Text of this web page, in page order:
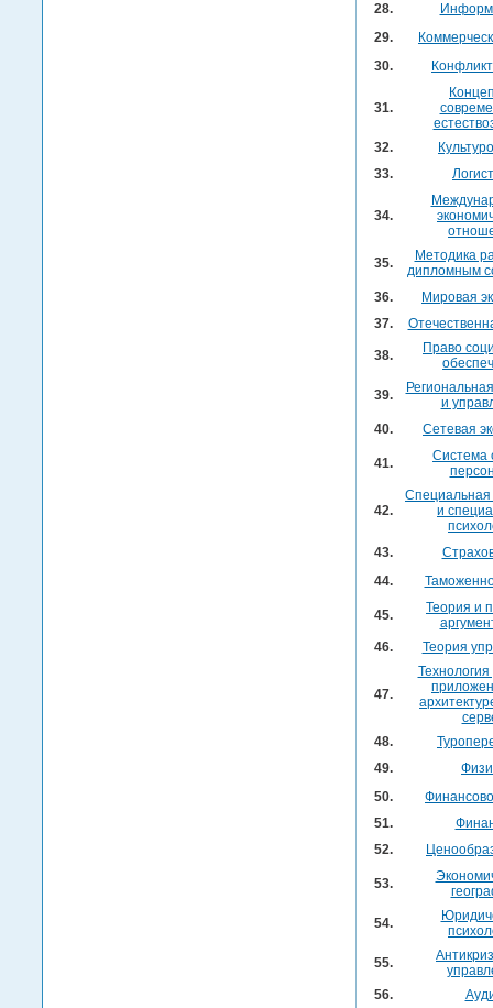
28.
29.
30.
31.
32.
33.
34.
35.
Методика
дипломным
36.
Мировая
37.
38.
Право
39.
и
40.
Сетевая
41.
Система
42.
Специальная
и
43.
44.
45.
Теория и
46.
Теория
47.
48.
49.
50.
51.
52.
53.
54.
55.
56.